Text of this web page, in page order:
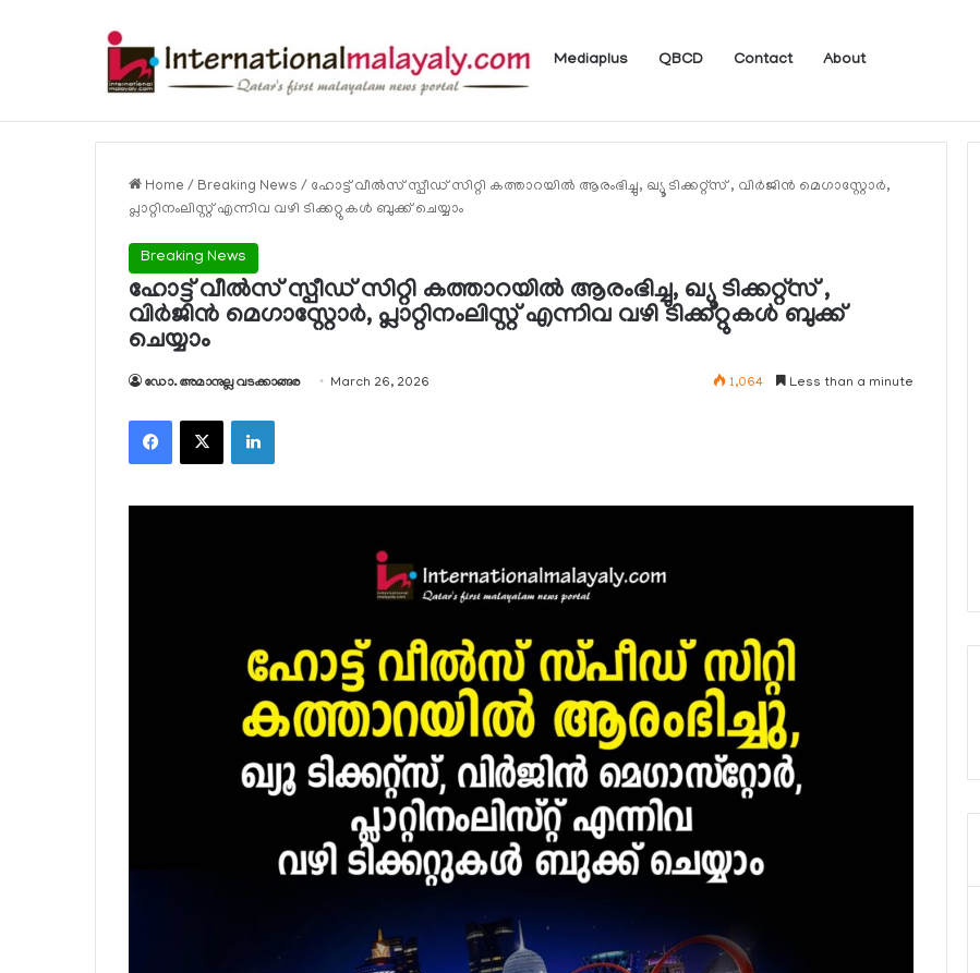
Mediaplus QBCD Contact About
Breaking News
Home / Breaking News / ഹോട്ട് വീല്‍സ് സ്പീഡ് സിറ്റി കത്താറയില്‍ ആരംഭിച്ചു, ഖ്യൂ ടിക്കറ്റ്‌സ് , വിര്‍ജിന്‍ മെഗാസ്റ്റോര്‍,
പ്ലാറ്റിനംലിസ്റ്റ് എന്നിവ വഴി ടിക്കറ്റുകള്‍ ബുക്ക് ചെയ്യാം
Breaking News
ഹോട്ട് വീല്‍സ് സ്പീഡ് സിറ്റി കത്താറയില്‍ ആരംഭിച്ചു, ഖ്യൂ ടിക്കറ്റ്‌സ് ,
വിര്‍ജിന്‍ മെഗാസ്റ്റോര്‍, പ്ലാറ്റിനംലിസ്റ്റ് എന്നിവ വഴി ടിക്കറ്റുകള്‍ ബുക്ക്
ചെയ്യാം
ഡോ. അമാനുല്ല വടക്കാങ്ങര March 26, 2026 1,064 Less than a minute
Facebook
X LinkedIn